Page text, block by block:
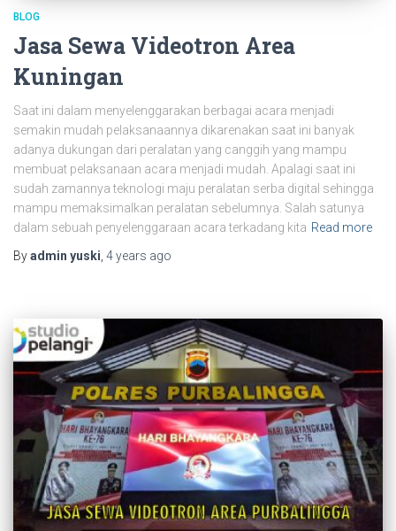
BLOG
Jasa Sewa Videotron Area
Kuningan
Saat ini dalam menyelenggarakan berbagai acara menjadi
semakin mudah pelaksanaannya dikarenakan saat ini banyak
adanya dukungan dari peralatan yang canggih yang mampu
membuat pelaksanaan acara menjadi mudah. Apalagi saat ini
sudah zamannya teknologi maju peralatan serba digital sehingga
mampu memaksimalkan peralatan sebelumnya. Salah satunya
dalam sebuah penyelenggaraan acara terkadang kita Read more
Byadmin yuski, 4 years ago